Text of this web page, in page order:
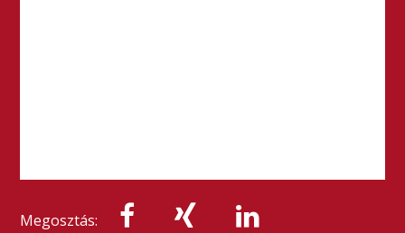
Megosztás: